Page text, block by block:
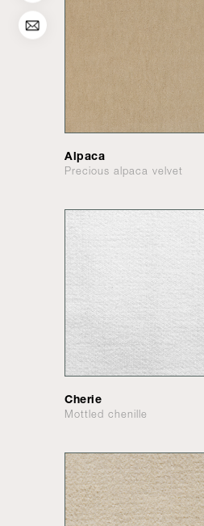
Alpaca
Precious alpaca velvet
Cherie
Mottled chenille